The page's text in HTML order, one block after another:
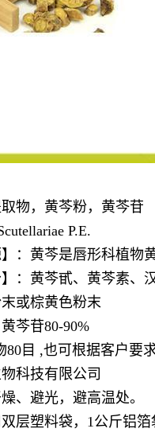
物，黄芩粉，黄芩苷
P.E.
】：黄芩是唇形科植物
：黄芩甙、黄芩素、
末或棕黄色粉末
芩苷80-90%
目 ,也可根据客户要
科技有限公司
、避光，避高温处。
层塑料袋，1公斤铝